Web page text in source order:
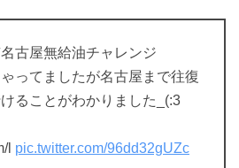
古屋無給油チャレンジ
ってましたが名古屋まで往復
ることがわかりました_(:3
l pic.twitter.com/96dd32gUZc